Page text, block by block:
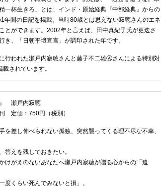
一杯生きろ」とは、インド・原始経典『中部経典』からの
年間の日記を掲載。当時80歳とは思えない寂聴さんのエネ
とができます。2002年と言えば、田中真紀子氏が更迭さ
き、「日朝平壌宣言」が調印された年です。
行われた瀬戸内寂聴さんと藤子不二雄Ⓐさんによる特別対
されています。
瀬戸内寂聴
定価：750円（税別）
を差し伸べられない孤独、突然襲ってくる理不尽な不幸、
答えを残しておきたい。
けがえのないあなたへ瀬戸内寂聴が贈る心からの「遺
度くらい死んでみないと損」。